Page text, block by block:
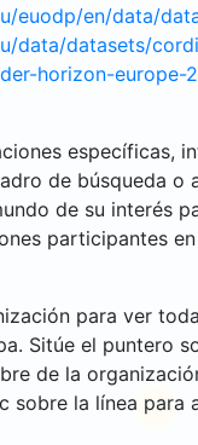
euodp/en/data/
data/datasets/
horizon-europe-
específicas,
de búsqueda o
de su interés
participantes en
para ver
Sitúe el puntero
de la
sobre la línea para
44